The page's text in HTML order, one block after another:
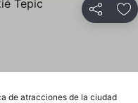
Compartir
de atracciones de la ciudad